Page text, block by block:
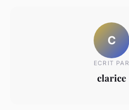
C
ECRIT PAR
clarice